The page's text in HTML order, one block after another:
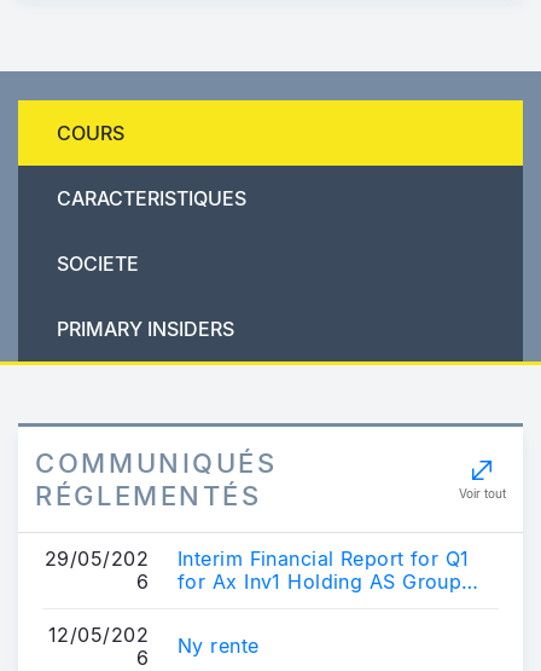
COURS
CARACTERISTIQUES
SOCIETE
PRIMARY INSIDERS
COMMUNIQUÉS
RÉGLEMENTÉS
Voir tout
29/05/202
6
Interim Financial Report for Q1
for Ax Inv1 Holding AS Group
12/05/202
6
Ny rente